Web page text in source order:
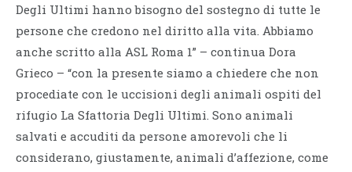
Degli Ultimi hanno bisogno del sostegno di tutte le
persone che credono nel diritto alla vita. Abbiamo
anche scritto alla ASL Roma 1” – continua Dora
Grieco – “con la presente siamo a chiedere che non
procediate con le uccisioni degli animali ospiti del
rifugio La Sfattoria Degli Ultimi. Sono animali
salvati e accuditi da persone amorevoli che li
considerano, giustamente, animali d’affezione, come